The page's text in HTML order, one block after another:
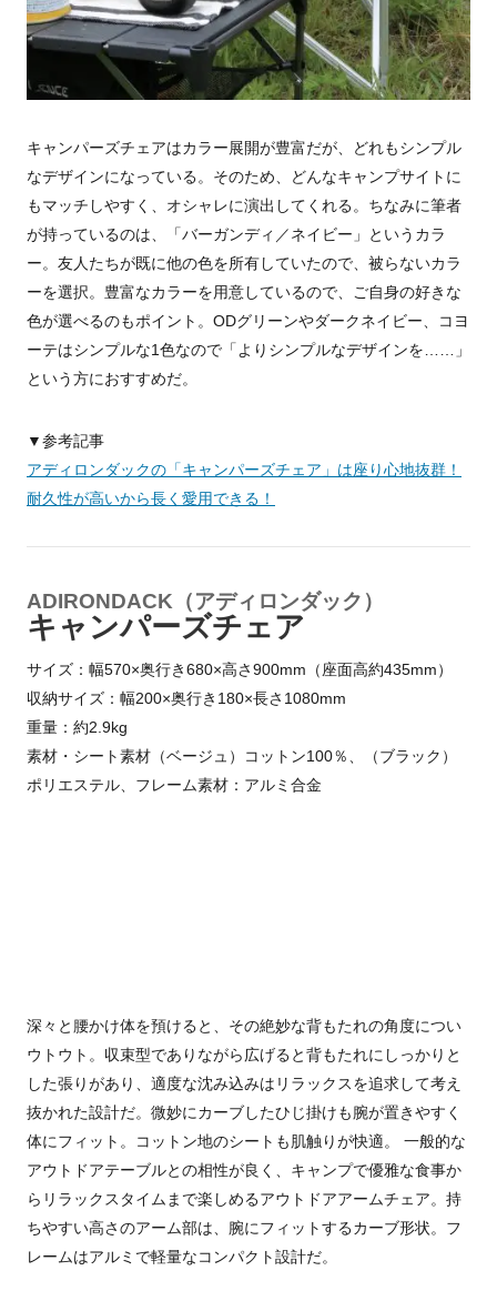
キャンパーズチェアはカラー展開が豊富だが、どれもシンプル
なデザインになっている。そのため、どんなキャンプサイトに
もマッチしやすく、オシャレに演出してくれる。ちなみに筆者
が持っているのは、「バーガンディ／ネイビー」というカラ
ー。友人たちが既に他の色を所有していたので、被らないカラ
ーを選択。豊富なカラーを用意しているので、ご自身の好きな
色が選べるのもポイント。ODグリーンやダークネイビー、コヨ
ーテはシンプルな1色なので「よりシンプルなデザインを……」
という方におすすめだ。
▼参考記事
アディロンダックの「キャンパーズチェア」は座り心地抜群！
耐久性が高いから長く愛用できる！
ADIRONDACK（アディロンダック）
キャンパーズチェア
サイズ：幅570×奥行き680×高さ900mm（座面高約435mm）
収納サイズ：幅200×奥行き180×長さ1080mm
重量：約2.9kg
素材・シート素材（ベージュ）コットン100％、（ブラック）
ポリエステル、フレーム素材：アルミ合金
深々と腰かけ体を預けると、その絶妙な背もたれの角度につい
ウトウト。収束型でありながら広げると背もたれにしっかりと
した張りがあり、適度な沈み込みはリラックスを追求して考え
抜かれた設計だ。微妙にカーブしたひじ掛けも腕が置きやすく
体にフィット。コットン地のシートも肌触りが快適。 一般的な
アウトドアテーブルとの相性が良く、キャンプで優雅な食事か
らリラックスタイムまで楽しめるアウトドアアームチェア。持
ちやすい高さのアーム部は、腕にフィットするカーブ形状。フ
レームはアルミで軽量なコンパクト設計だ。